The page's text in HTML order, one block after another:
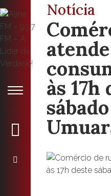
Notícia
atende
às 17h